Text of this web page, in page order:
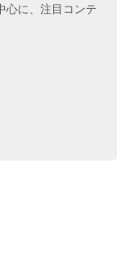
心に、注目コンテ